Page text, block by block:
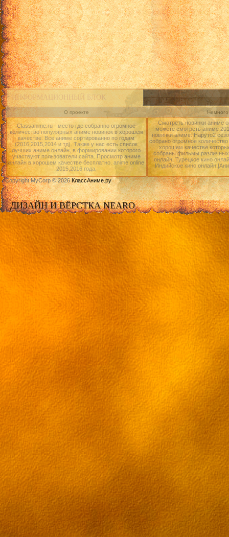
ИНФОРМАЦИОННЫЙ БЛОК
О проекте
Classanime.ru - место где собранно огромное
количество популярных аниме новинок в хорошем
качестве. Все аниме сортированно по годам
(2016,2015,2014 и тд). Также у нас есть список
лучших аниме онлайн, в формировании которого
участвуют пользователи сайта. Просмотр аниме
онлайн в хорошем качестве бесплатно. anime online
2015,2016 года.
Смотреть новинки аниме
можете смотреть аниме
новинки аниме: Наруто2
собрано огромное
хорошем качестве
собраны фильмы различных
онлайн, Турецкое кино
Индийское кино
Copyright MyCorp © 2026КлассАниме.ру
ДИЗАЙН И ВЁРСТКА NEARO